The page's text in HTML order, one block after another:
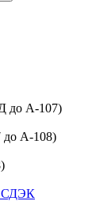
до А-107)
до А-108)
СДЭК